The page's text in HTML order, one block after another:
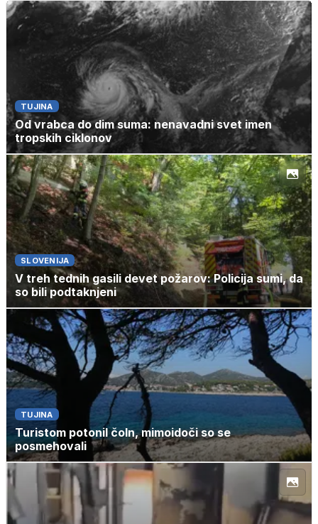
TUJINA
Od vrabca do dim suma: nenavadni svet imen
tropskih ciklonov
SLOVENIJA
V treh tednih gasili devet požarov: Policija sumi, da
so bili podtaknjeni
TUJINA
Turistom potonil čoln, mimoidoči so se
posmehovali